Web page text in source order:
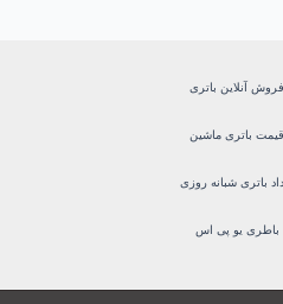
فروش آنلاین باتری
قیمت باتری ماشین
باتری شبانه روزی
باطری یو پی اس